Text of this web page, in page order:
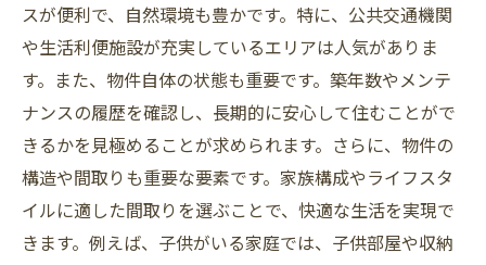
スが便利で、自然環境も豊かです。特に、公共交通機関
や生活利便施設が充実しているエリアは人気がありま
す。また、物件自体の状態も重要です。築年数やメンテ
ナンスの履歴を確認し、長期的に安心して住むことがで
きるかを見極めることが求められます。さらに、物件の
構造や間取りも重要な要素です。家族構成やライフスタ
イルに適した間取りを選ぶことで、快適な生活を実現で
きます。例えば、子供がいる家庭では、子供部屋や収納